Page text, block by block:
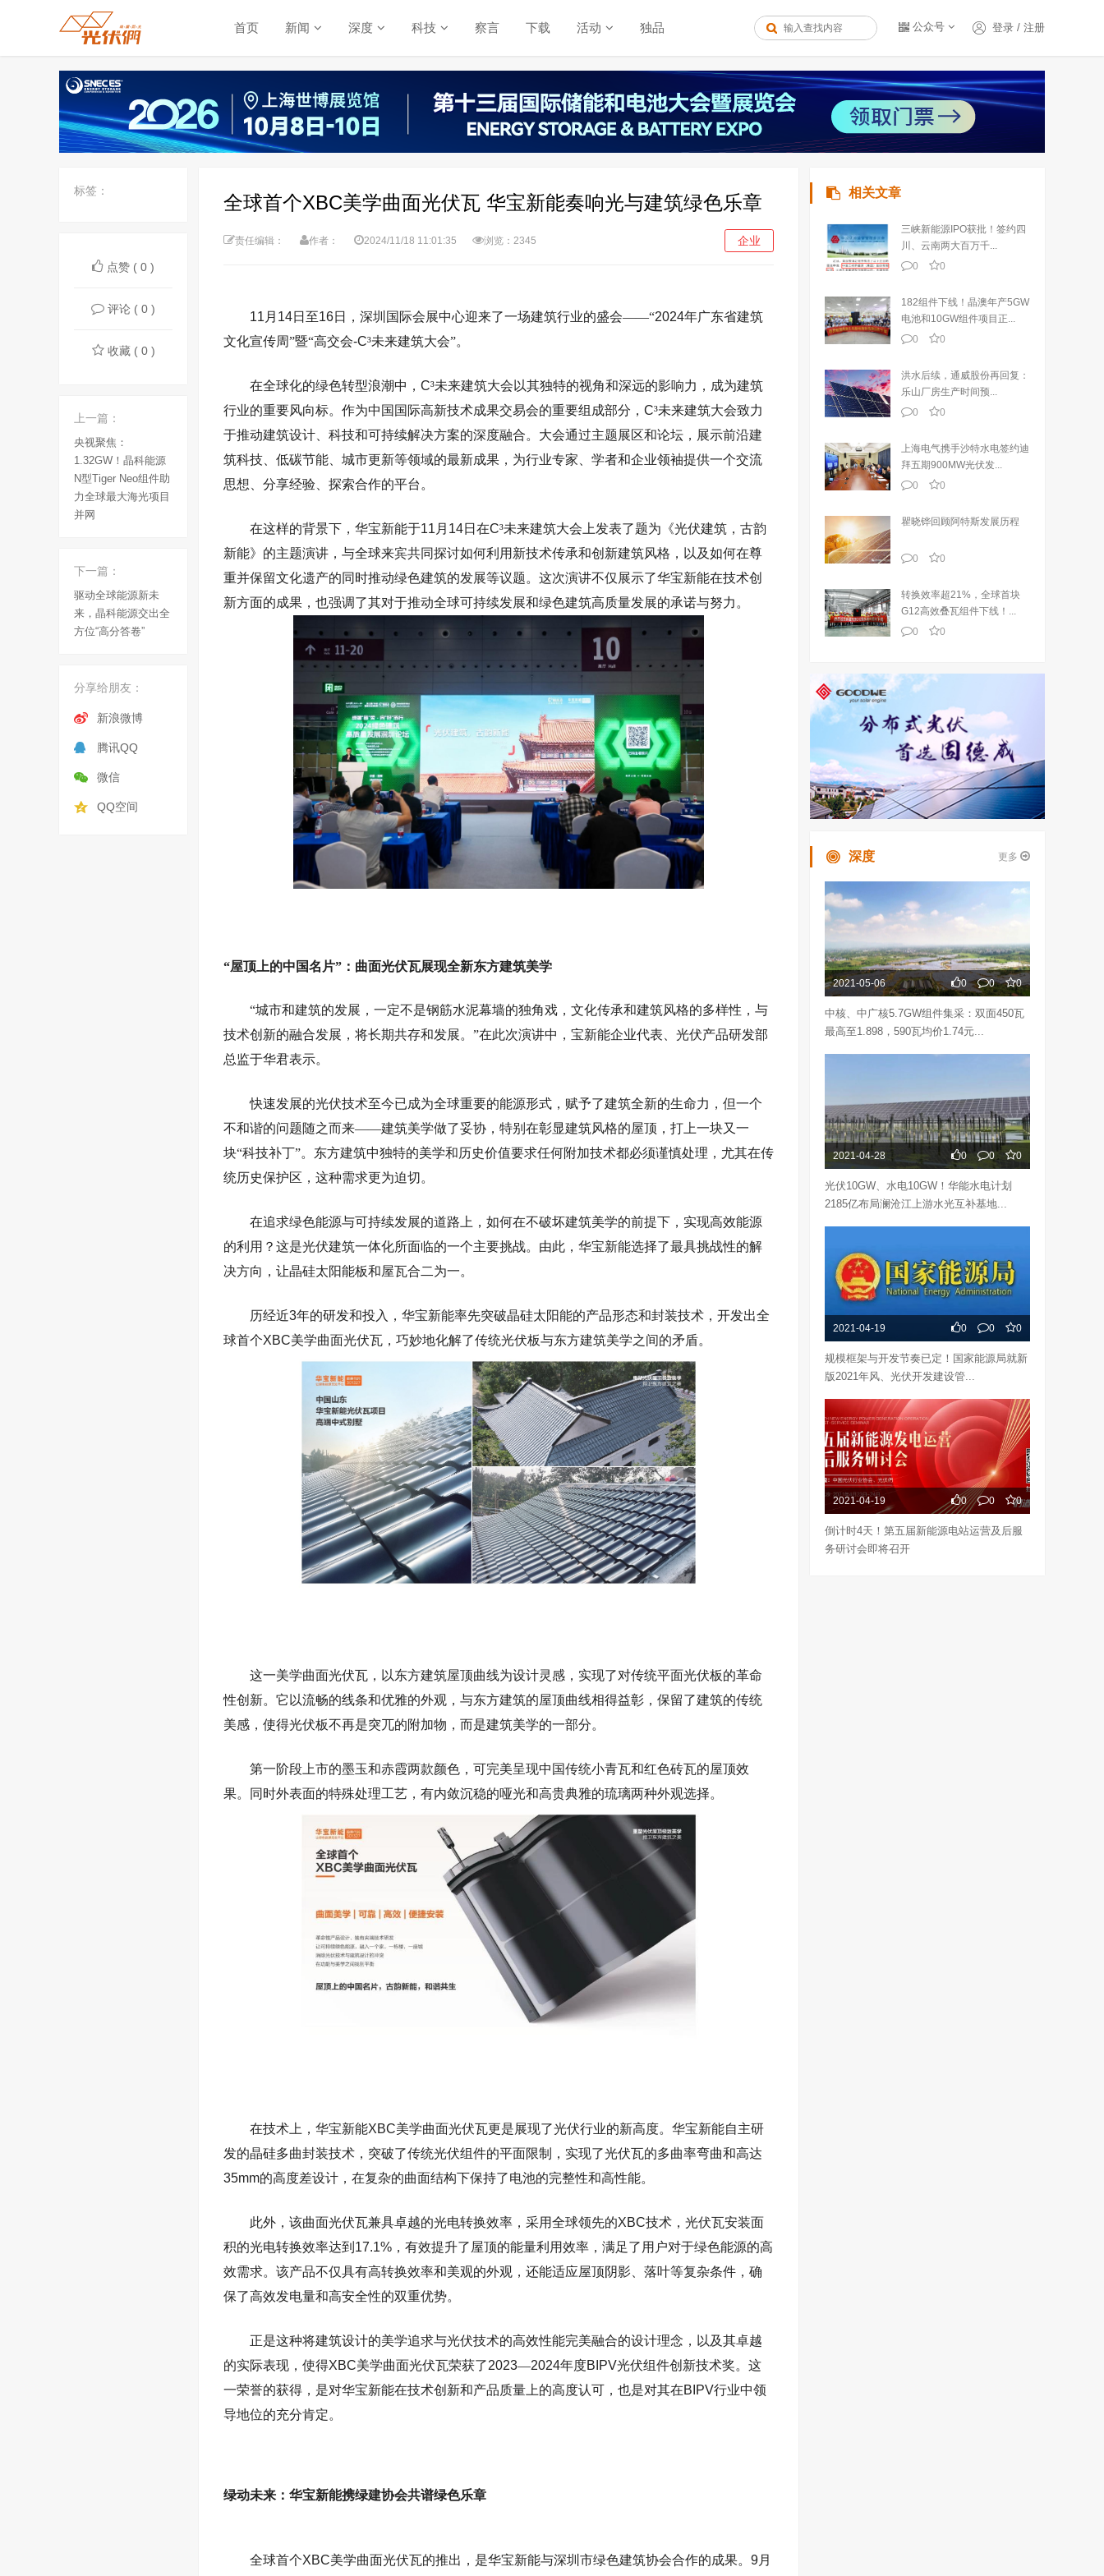
首页 新闻 深度 科技 察言 下载 活动 独品 登录 / 注册
公众号
标签：
点赞 ( 0 )
评论 ( 0 )
收藏 ( 0 )
上一篇：
央视聚焦：
1.32GW！晶科能源
N型Tiger Neo组件助
力全球最大海光项目
并网
下一篇：
驱动全球能源新未
来，晶科能源交出全
方位“高分答卷”
分享给朋友：
新浪微博
腾讯QQ
微信
QQ空间
全球首个XBC美学曲面光伏瓦 华宝新能奏响光与建筑绿色乐章
责任编辑： 作者： 2024/11/18 11:01:35 浏览：2345 企业
11 月 14日至16日，深圳国际会展中心迎来了一场建筑行业的盛会——“2024年广东省建筑
文化宣传周”暨“高交会-C³未来建筑大会”。
在全球化的绿色转型浪潮中， C³未来建筑大会以其独特的视角和深远的影响力，成为建筑
行业的重要风向标。作为中国国际高新技术成果交易会的重要组成部分， C³未来建筑大会致力
于推动建筑设计、科技和可持续解决方案的深度融合。大会通过主题展区和论坛，展示前沿建
筑科技、低碳节能、城市更新等领域的最新成果，为行业专家、学者和企业领袖提供一个交流
思想、分享经验、探索合作的平台。
在这样的背景下，华宝新能于11 月 14日在C³未来建筑大会上发表了题为《光伏建筑，古韵
新能》的主题演讲 ，与全球来宾共同探讨如何利用新技术传承和创新建筑风格，以及如何在尊
重并保留文化遗产的同时推动绿色建筑的发展等议题。这次演讲不仅展示了华宝新能在技术创
新方面的成果，也强调了其对于推动全球可持续发展和绿色建筑高质量发展的承诺与努力。
“屋顶上的中国名片”：曲面光伏瓦展现全新东方建筑美学
“城市和建筑的发展，一定不是钢筋水泥幕墙的独角戏，文化传承和建筑风格的多样性，与
技术创新的融合发展，将长期共存和发展。”在此次演讲中，宝新能企业代表、光伏产品研发部
总监于华君表示。
快速发展的光伏技术至今已成为全球重要的能源形式，赋予了建筑全新的生命力，但一个
不和谐的问题随之而来——建筑美学做了妥协，特别在彰显建筑风格的屋顶，打上一块又一
块“科技补丁”。东方建筑中独特的美学和历史价值要求任何附加技术都必须谨慎处理 ，尤其在传
统历史保护区，这种需求更为迫切 。
在追求绿色能源与可持续发展的道路上，如何在不破坏建筑美学的前提下，实现高效能源
的利用？这是光伏建筑一体化所面临的一个主要挑战。 由此，华宝新能选择了最具挑战性的解
决方向，让晶硅太阳能板和屋瓦合二为一。
历经近3年的研发和投入，华宝新能率先突破晶硅太阳能的产品形态和封装技术，开发出全
球首个XBC美学曲面光伏瓦 ，巧妙地化解了传统光伏板与东方建筑美学之间的矛盾。
这一美学曲面光伏瓦，以东方建筑屋顶曲线为设计灵感，实现了对传统平面光伏板的革命
性创新。它以流畅的线条和优雅的外观，与东方建筑的屋顶曲线相得益彰， 保留了建筑的传统
美感， 使得光伏板不再是突兀的附加物，而是建筑美学的一部分。
第一阶段上市的墨玉和赤霞两款颜色，可完美呈现中国传统小青瓦和红色砖瓦的屋顶效
果。同时外表面的特殊处理工艺，有内敛沉稳的哑光和高贵典雅的琉璃两种外观选择。
在技术上， 华宝新能XBC美学曲面光伏瓦更是展现了光伏行业的新高度。华宝新能自主研
发的晶硅多曲封装技术，突破了传统光伏组件的平面限制，实现了光伏瓦的多曲率弯曲和高达
35mm的高度差设计 ， 在复杂的曲面结构下保持了电池的完整性和高性能。
此外，该曲面光伏瓦兼具卓越的光电转换效率 ， 采用全球领先的XBC技术，光伏瓦安装面
积的光电转换效率达到 17.1% ，有效提升了屋顶的能量利用效率，满足了用户对于绿色能源的高
效需求。 该产品不仅具有高转换效率和美观的外观，还能适应屋顶阴影、落叶等复杂条件，确
保了高效发电量和高安全性的双重优势。
正是这种将建筑设计的美学追求与光伏技术的高效性能完美融合的设计理念，以及其卓越
的实际表现，使得XBC美学曲面光伏瓦荣获了2023—2024年度BIPV光伏组件创新技术奖。 这
一荣誉的获得，是对华宝新能在技术创新和产品质量上的高度认可，也是对其在BIPV行业中领
导地位的充分肯定。
绿动未来：华宝新能携绿建协会共谱绿色乐章
全球首个XBC美学曲面光伏瓦的推出，是华宝新能与深圳市绿色建筑协会合作的成果。 9月
相关文章
三峡新能源IPO获批！签约四
川、云南两大百万千...
0
0
182组件下线！晶澳年产5GW
电池和10GW组件项目正...
0
0
洪水后续，通威股份再回复：
乐山厂房生产时间预...
0
0
上海电气携手沙特水电签约迪
拜五期900MW光伏发...
0
0
瞿晓铧回顾阿特斯发展历程
0 0
转换效率超21%，全球首块
G12高效叠瓦组件下线！...
0
0
深度 更多
2021-05-06 0 0 0
中核、中广核5.7GW组件集采：双面450瓦
最高至1.898，590瓦均价1.74元...
2021-04-28 0 0 0
光伏10GW、水电10GW！华能水电计划
2185亿布局澜沧江上游水光互补基地...
2021-04-19 0 0 0
规模框架与开发节奏已定！国家能源局就新
版2021年风、光伏开发建设管...
2021-04-19 0 0 0
倒计时4天！第五届新能源电站运营及后服
务研讨会即将召开